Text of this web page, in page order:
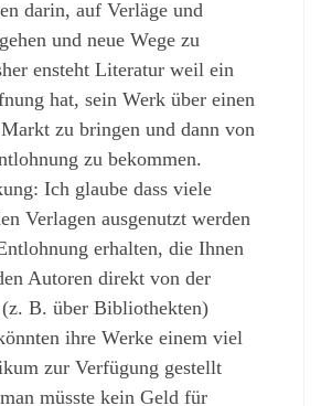
darin, auf Verläge und
und neue Wege zu
ensteht Literatur weil ein
hat, sein Werk über einen
zu bringen und dann von
zu bekommen.
Ich glaube dass viele
Verlagen ausgenutzt werden
erhalten, die Ihnen
Autoren direkt von der
B. über Bibliothekten)
ihre Werke einem viel
zur Verfügung gestellt
müsste kein Geld für